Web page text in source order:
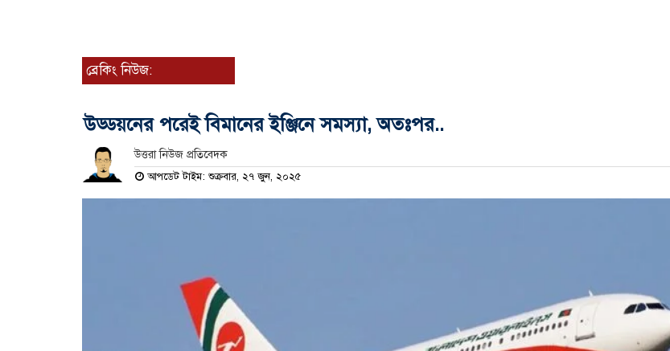
ব্রেকিং নিউজ:
উড্ডয়নের পরেই বিমানের ইঞ্জিনে সমস্যা, অতঃপর..
উত্তরা নিউজ প্রতিবেদক
আপডেট টাইম: শুক্রবার, ২৭ জুন, ২০২৫